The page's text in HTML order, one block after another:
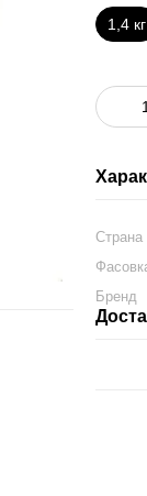
1,4 кг
Страна
Бренд